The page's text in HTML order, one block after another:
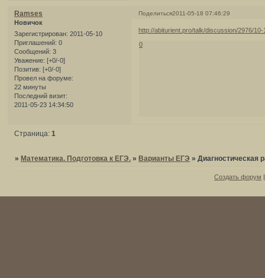
Поделиться2011-05-18 07:46:29
Ramses
Новичок
Зарегистрирован: 2011-05-10
Приглашений: 0
Сообщений: 3
Уважение: [+0/-0]
Позитив: [+0/-0]
Провел на форуме:
22 минуты
Последний визит:
2011-05-23 14:34:50
http://abiturient.pro/talk/discussion/2976/10-
0
Страница:1
»Математика. Подготовка к ЕГЭ. »Варианты ЕГЭ »Диагностическая
Создать форум